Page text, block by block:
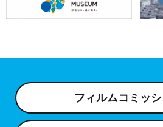
フィルムコミッ